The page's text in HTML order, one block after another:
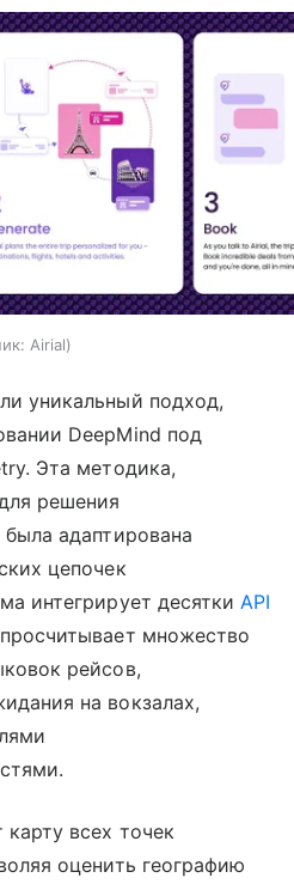
Airial
уникальный подход,
DeepMind под
Эта методика,
решения
адаптирована
цепочек
интегрирует десятки API
множество
рейсов,
на вокзалах,
всех точек
оценить географию